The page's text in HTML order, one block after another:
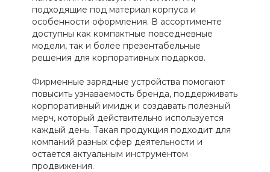
подходящие под материал корпуса и
особенности оформления. В ассортименте
доступны как компактные повседневные
модели, так и более презентабельные
решения для корпоративных подарков.
Фирменные зарядные устройства помогают
повысить узнаваемость бренда, поддерживать
корпоративный имидж и создавать полезный
мерч, который действительно используется
каждый день. Такая продукция подходит для
компаний разных сфер деятельности и
остается актуальным инструментом
продвижения.